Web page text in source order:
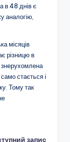
в 48 днів є
аналогію,
місяців
різницю в
знерухомлена
стається і
Тому так
запис